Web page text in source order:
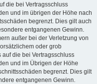
die bei Vertragsschluss
und im übrigen der Höhe nach
begrenzt. Dies gilt auch
entgangenen Gewinn.
außer bei der Verletzung von
oder grob
die bei Vertragsschluss
und im Übrigen der Höhe
begrenzt. Dies gilt
entgangenen Gewinn.